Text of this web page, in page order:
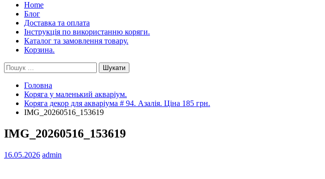
Home
Блог
Доставка та оплата
Інструкція по використанню коряги.
Каталог та замовлення товару.
Корзина.
Пошук:
Головна
Коряга у маленький акваріум.
Коряга декор для акваріума # 94. Азалія. Ціна 185 грн.
IMG_20260516_153619
IMG_20260516_153619
16.05.2026 admin